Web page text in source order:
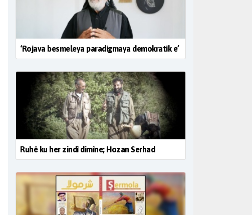
‘Rojava besmeleya paradigmaya demokratik e’
Ruhê ku her zindî dimîne; Hozan Serhad